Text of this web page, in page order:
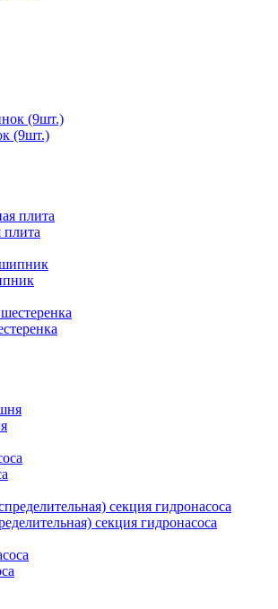
(9шт.)
плита
секция гидронасоса